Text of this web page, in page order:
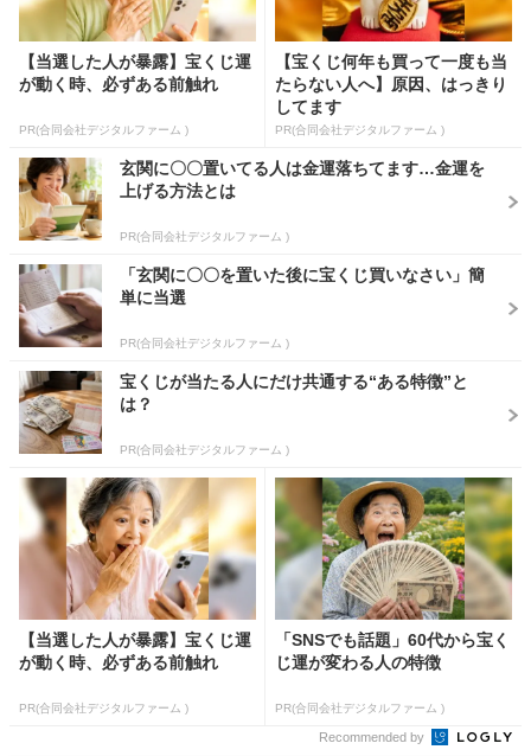
【当選した人が暴露】宝くじ運
が動く時、必ずある前触れ
PR(合同会社デジタルファーム )
【宝くじ何年も買って一度も当
たらない人へ】原因、はっきり
してます
PR(合同会社デジタルファーム )
玄関に〇〇置いてる人は金運落ちてます…金運を
上げる方法とは
PR(合同会社デジタルファーム )
「玄関に〇〇を置いた後に宝くじ買いなさい」簡
単に当選
PR(合同会社デジタルファーム )
宝くじが当たる人にだけ共通する“ある特徴”と
は？
PR(合同会社デジタルファーム )
【当選した人が暴露】宝くじ運
が動く時、必ずある前触れ
PR(合同会社デジタルファーム )
「SNSでも話題」60代から宝く
じ運が変わる人の特徴
PR(合同会社デジタルファーム )
Recommended by